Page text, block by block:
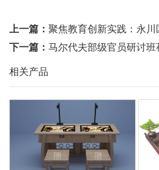
上一篇： 聚焦教育创新实践：永
小书家智慧教育产品
下一篇： 马尔代夫部级官员研讨
绘国际友好交流新画卷
相关产品